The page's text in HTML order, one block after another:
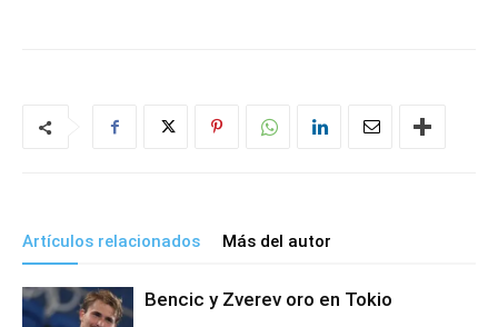
Artículos relacionados Más del autor
Bencic y Zverev oro en Tokio